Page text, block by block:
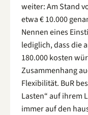
weiter: Am Stand
etwa € 10.000
Nennen eines
lediglich, dass die
180.000 kosten
Zusammenhang
Flexibilität. BuR
Lasten“ auf ihrem
immer auf den